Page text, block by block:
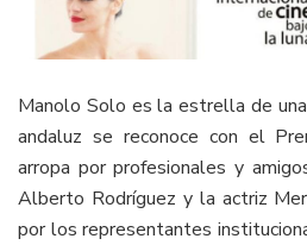
Manolo Solo es la estrella de
andaluz se reconoce con el
arropa por profesionales y
Alberto Rodríguez y la actriz
por los representantes